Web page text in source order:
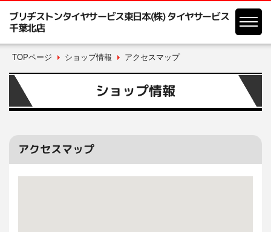
ブリヂストンタイヤサービス東日本(株) タイヤサービス
千葉北店
TOPページ ショップ情報 アクセスマップ
ショップ情報
アクセスマップ